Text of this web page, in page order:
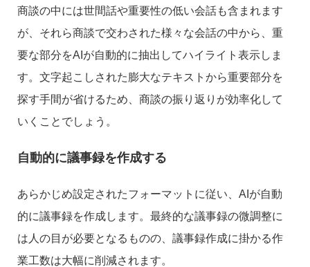
商談の中には世間話や重要性の低い会話も含まれます
が、それら商談で交わされた様々な会話の中から、重
要な部分をAIが自動的に抽出してハイライト表示しま
す。文字起こしされた膨大なテキストから重要部分を
探す手間が省けるため、商談の振り返りが効率化して
いくことでしょう。
自動的に議事録を作成する
あらかじめ設定されたフォーマットに従い、AIが自動
的に議事録を作成します。最終的な議事録の微調整に
は人の目が必要となるものの、議事録作成に掛かる作
業工数は大幅に削減されます。